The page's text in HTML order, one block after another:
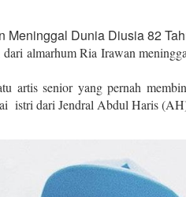
almarhum Ria Irawan
artis senior yang pernah
istri dari Jendral Abdul Haris